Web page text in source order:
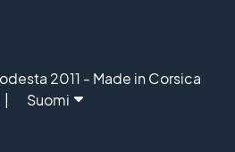
2011 - Made in Corsica
Suomi